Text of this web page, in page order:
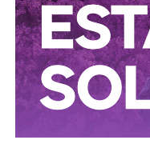
documentado de
dificultades financieras
textilera CYDSA en los
2009 y 2012, y con las
desde 2016.
Algo similar realizó en
del Centro Norte